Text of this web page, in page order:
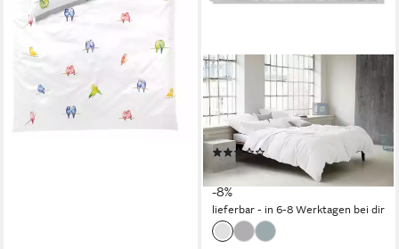
ELEGANTE
Bettwäsche Pure Leinen,
Leinen, 2 teilig, angenehmes
Material
(4)
ab 229,00 € UVP 249,00 €
-8%
lieferbar - in 6-8 Werktagen bei dir